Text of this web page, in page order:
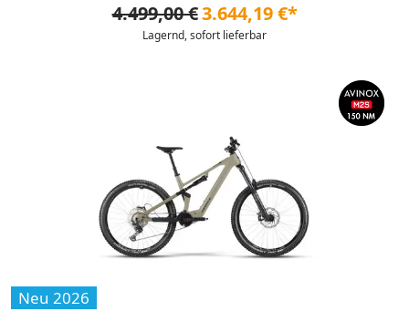
4.499,00 €3.644,19 €*
Lagernd, sofort lieferbar
Neu 2026